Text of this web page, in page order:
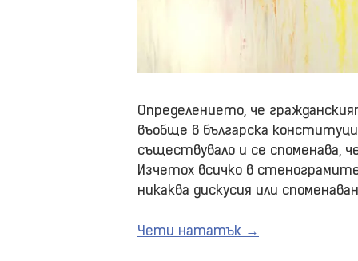
Определението, че
въобще в българска
съществувало и се споменава,
Изчетох всичко в
никаква дискусия или
Чети нататък →